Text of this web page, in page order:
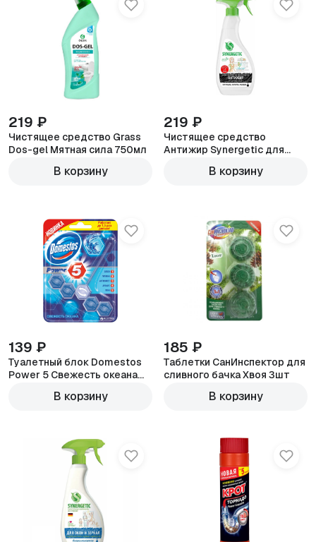
219 ₽
Чистящее средство Grass
Dos-gel Мятная сила 750мл
В корзину
219 ₽
Чистящее средство
Антижир Synergetic для
В корзину
139 ₽
Туалетный блок Domestos
Power 5 Свежесть океана
В корзину
185 ₽
Таблетки СанИнспектор для
сливного бачка Хвоя 3шт
В корзину